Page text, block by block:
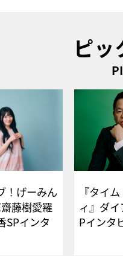
ピッ
！げーみん
藤樹愛羅
SPインタ
『タイ
ィ』ダ
Pイ